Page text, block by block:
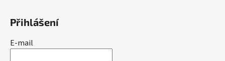
Přihlášení
E-mail